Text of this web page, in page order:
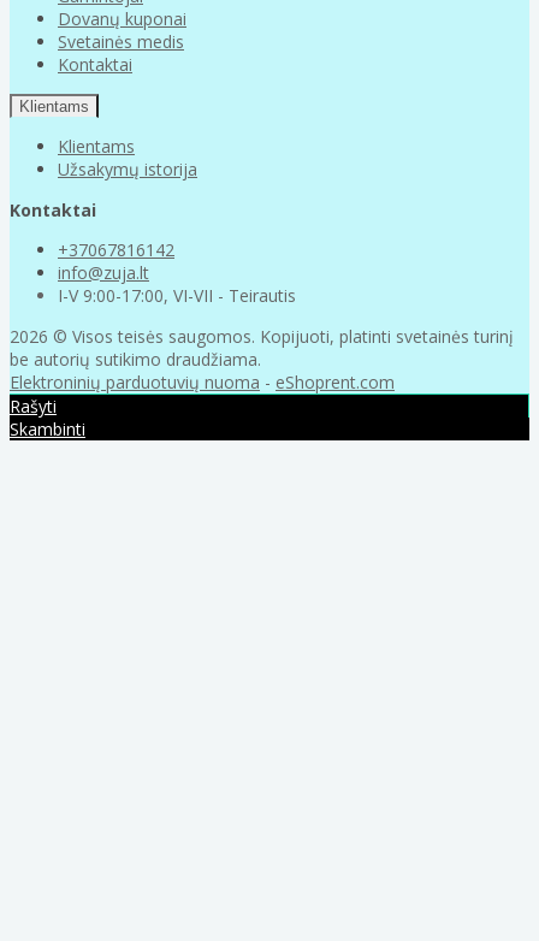
Dovanų kuponai
Svetainės medis
Kontaktai
Klientams
Klientams
Užsakymų istorija
Kontaktai
+37067816142
info@zuja.lt
I-V 9:00-17:00, VI-VII - Teirautis
2026 © Visos teisės saugomos. Kopijuoti, platinti svetainės turinį
be autorių sutikimo draudžiama.
Elektroninių parduotuvių nuoma - eShoprent.com
Rašyti
Skambinti